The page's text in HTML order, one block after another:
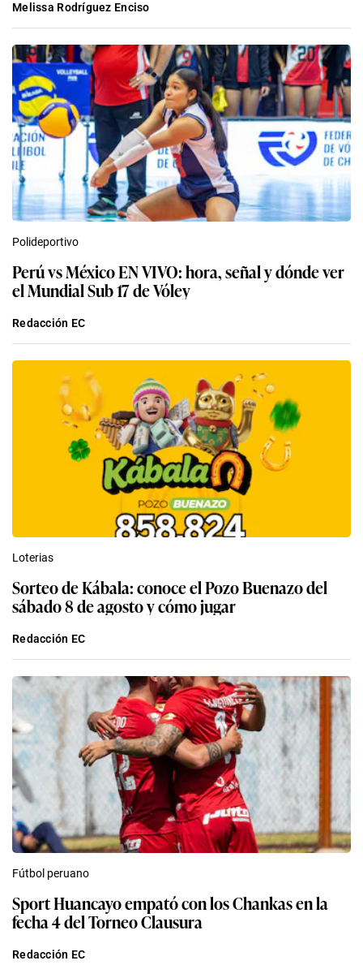
Melissa Rodríguez Enciso
Polideportivo
Perú vs México EN VIVO: hora, señal y dónde ver
el Mundial Sub 17 de Vóley
Redacción EC
Loterias
Sorteo de Kábala: conoce el Pozo Buenazo del
sábado 8 de agosto y cómo jugar
Redacción EC
Fútbol peruano
Sport Huancayo empató con los Chankas en la
fecha 4 del Torneo Clausura
Redacción EC